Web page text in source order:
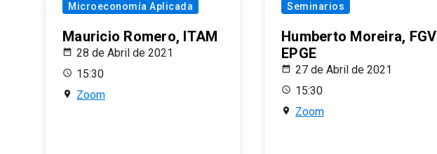
Microeconomía Aplicada
Mauricio Romero, ITAM
28 de Abril de 2021
15:30
Zoom
Seminarios
Humberto Moreira, FGV
EPGE
27 de Abril de 2021
15:30
Zoom